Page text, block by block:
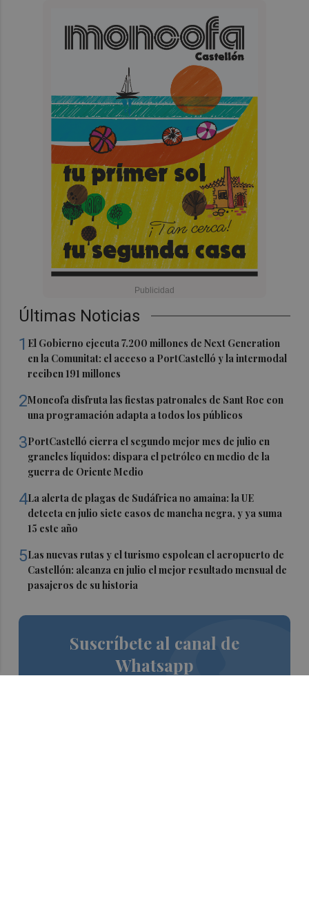
Últimas Noticias
1 El Gobierno ejecuta 7.200 millones de Next Generation
en la Comunitat: el acceso a PortCastelló y la intermodal
reciben 191 millones
2Moncofa disfruta las fiestas patronales de Sant Roc con
una programación adapta a todos los públicos
3PortCastelló cierra el segundo mejor mes de julio en
graneles líquidos: dispara el petróleo en medio de la
guerra de Oriente Medio
4La alerta de plagas de Sudáfrica no amaina: la UE
detecta en julio siete casos de mancha negra, y ya suma
15 este año
5Las nuevas rutas y el turismo espolean el aeropuerto de
Castellón: alcanza en julio el mejor resultado mensual de
pasajeros de su historia
Suscríbete al canal de
Whatsapp